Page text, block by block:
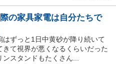
の家具家電は自分たちで
ずっと1日中黄砂が降り続いて
て視界が悪くなるくらいだった
スタンドもたくさん...